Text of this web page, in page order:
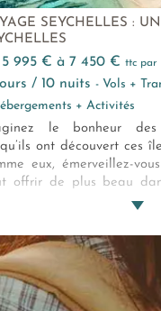
SEYCHELLES :
5 995 € à 7 450 €ttc par
jours / 10 nuits- Vols +
+ Activités
le bonheur des
ont découvert ces
eux, émerveillez-
offrir de plus beau
Seychelles. Un
à la végétation
de l’océan !